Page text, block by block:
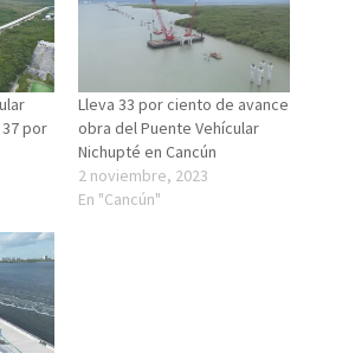
por
Lleva 33 por ciento de avance
obra del Puente Vehícular
Nichupté en Cancún
2 noviembre, 2023
En "Cancún"